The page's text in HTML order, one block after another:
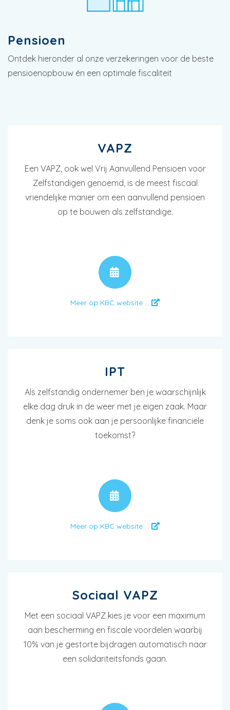
Pensioen
Ontdek hieronder al onze verzekeringen voor de beste
pensioenopbouw én een optimale fiscaliteit
VAPZ
Een VAPZ, ook wel Vrij Aanvullend Pensioen voor
Zelfstandigen genoemd, is de meest fiscaal
vriendelijke manier om een aanvullend pensioen
op te bouwen als zelfstandige.
Meer op KBC website ...
IPT
Als zelfstandig ondernemer ben je waarschijnlijk
elke dag druk in de weer met je eigen zaak. Maar
denk je soms ook aan je persoonlijke financiële
toekomst?
Meer op KBC website ...
Sociaal VAPZ
Met een sociaal VAPZ kies je voor een maximum
aan bescherming en fiscale voordelen waarbij
10% van je gestorte bijdragen automatisch naar
een solidariteitsfonds gaan.